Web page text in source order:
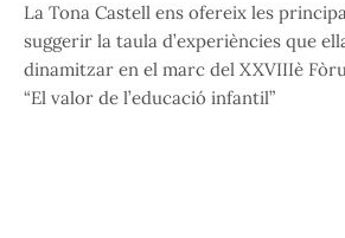
La Tona Castell ens ofereix les
suggerir la taula d’experiències que
dinamitzar en el marc del XXVIIIè
“El valor de l’educació infantil”